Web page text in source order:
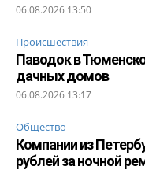
06.08.2026 13:50
Происшествия
Паводок в
дачных домов
06.08.2026 13:17
Общество
Компании из
рублей за ночной